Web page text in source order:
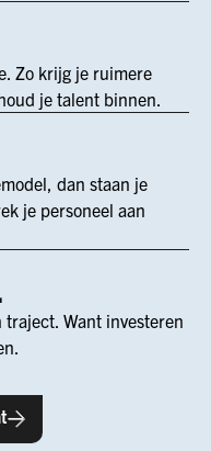
Zo krijg je ruimere
je talent binnen.
dan staan je
je personeel aan
traject. Want investeren